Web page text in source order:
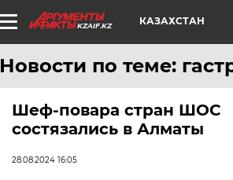
KZAIF.KZ КАЗАХСТАН
Новости по теме:
Шеф-повара стран ШОС
состязались в Алматы
28.08.2024 16:05